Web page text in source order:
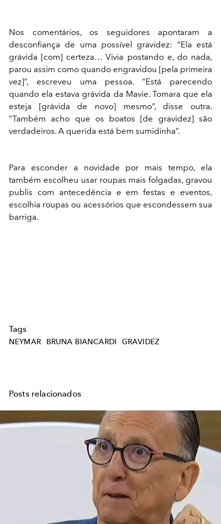
Nos comentários, os seguidores apontaram a
desconfiança de uma possível gravidez: “Ela está
grávida [com] certeza… Vivia postando e, do nada,
parou assim como quando engravidou [pela primeira
vez]”, escreveu uma pessoa. “Está parecendo
quando ela estava grávida da Mavie. Tomara que ela
esteja [grávida de novo] mesmo”, disse outra.
“Também acho que os boatos [de gravidez] são
verdadeiros. A querida está bem sumidinha”.
Para esconder a novidade por mais tempo, ela
também escolheu usar roupas mais folgadas, gravou
publis com antecedência e em festas e eventos,
escolhia roupas ou acessórios que escondessem sua
barriga.
Tags
NEYMAR BRUNA BIANCARDI GRAVIDEZ
Posts relacionados